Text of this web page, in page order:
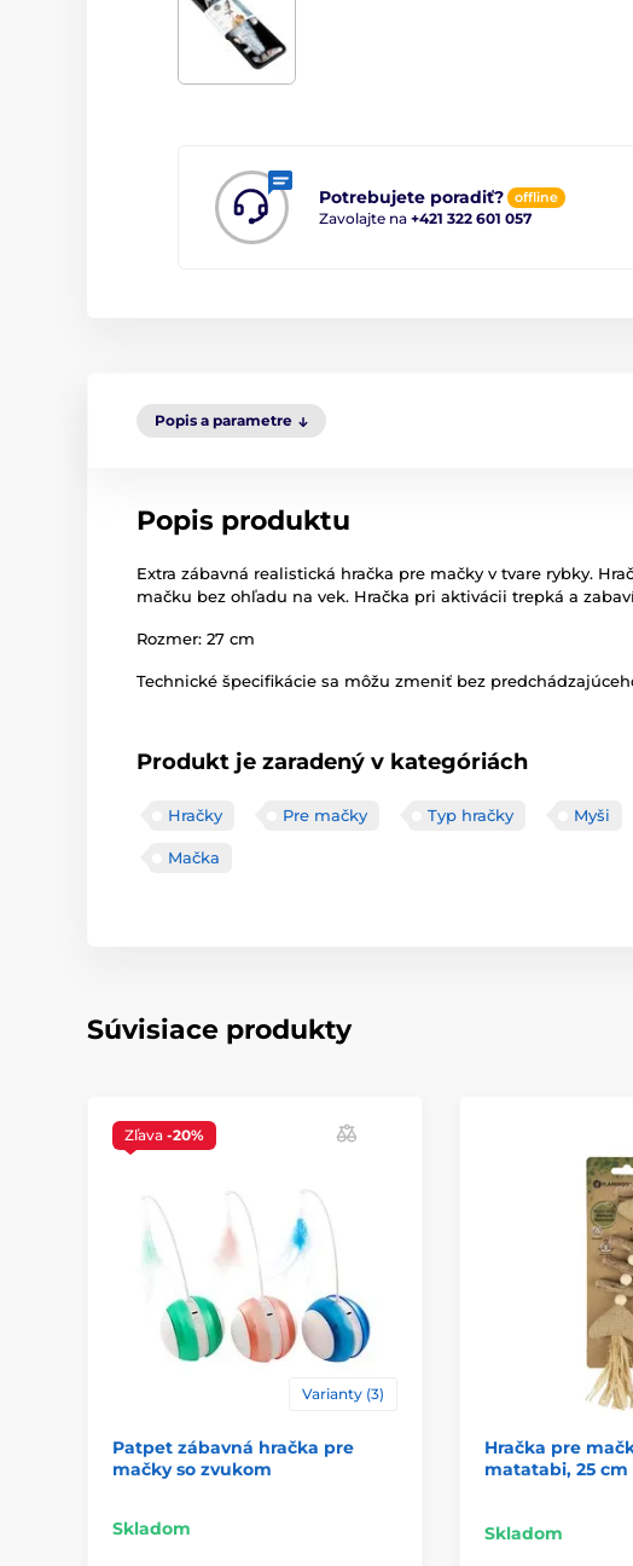
Potrebujete poradiť? offline
Zavolajte na +421 322 601 057
Popis a parametre
Popis produktu
Extra zábavná realistická hračka pre mačky v tvare rybky.
mačku bez ohľadu na vek. Hračka pri aktivácii trepká a
Rozmer: 27 cm
Technické špecifikácie sa môžu zmeniť bez
Produkt je zaradený v kategóriách
Hračky Pre mačky Typ hračky Myši
Mačka
Súvisiace produkty
Zľava -20%
Varianty (3)
Patpet zábavná hračka pre
mačky so zvukom
Skladom
Hračka pre
matatabi, 25 cm
Skladom